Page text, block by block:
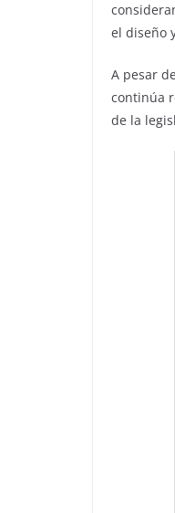
el diseño
A pesar
continúa
de la